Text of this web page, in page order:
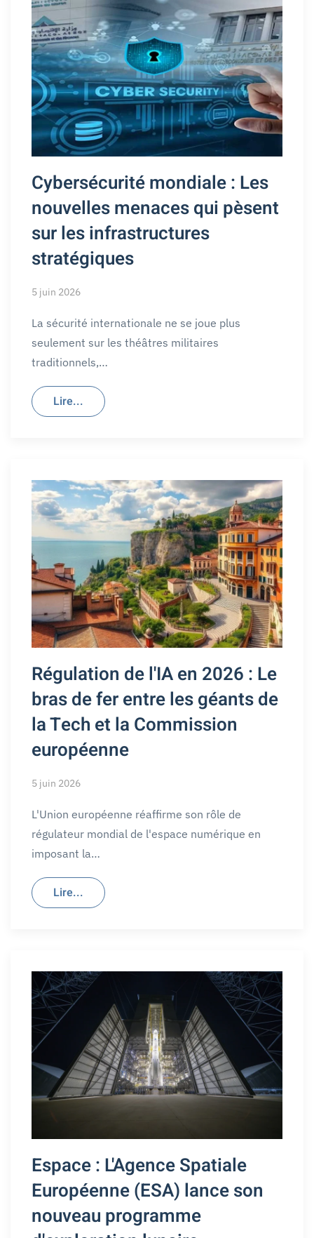
Cybersécurité mondiale : Les
nouvelles menaces qui pèsent
sur les infrastructures
stratégiques
5 juin 2026
La sécurité internationale ne se joue plus
seulement sur les théâtres militaires
traditionnels,…
Lire...
Régulation de l'IA en 2026 : Le
bras de fer entre les géants de
la Tech et la Commission
européenne
5 juin 2026
L'Union européenne réaffirme son rôle de
régulateur mondial de l'espace numérique en
imposant la…
Lire...
Espace : L'Agence Spatiale
Européenne (ESA) lance son
nouveau programme